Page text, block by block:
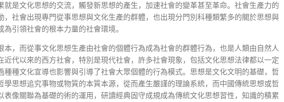
是文化思想的交流，觸發新思想的產生，加速社會的變革甚至革命。社會生產力的
，社會出現專門從事思想與文化生產的群體，也出現分門別科種類繁多的關於思想與
引領社會的根本力量的社會環境。
，而從事文化思想生產由社會的個體行為成為社會的群體行為，也是人類由自然人
代以來的西方社會，特別是現代社會，許多社會現象，包括文化思想法律都以一定
種種文化宣導也影響與引導了社會大眾個體的行為模式。思想是文化文明的基礎，哲
學思想追究事物或物質的本質本源，從而產生嚴謹的理論系統，而中國傳統思想或哲
像關聯為基礎的術的運用，研讀經典固守成規成為傳統文化思想習性，知識的積累